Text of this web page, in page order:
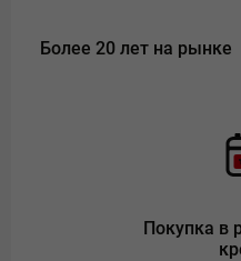
Более 20 лет на рынке
Покупка в